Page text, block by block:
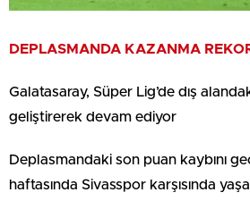
DEPLASMANDA KAZANMA
Galatasaray, Süper Lig’de dış
geliştirerek devam ediyor
Deplasmandaki son puan kaybını
haftasında Sivasspor karşısında